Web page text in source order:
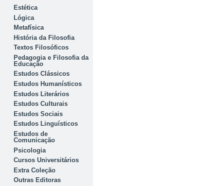
Estética
Lógica
Metafísica
História da Filosofia
Textos Filosóficos
Pedagogia e Filosofia da
Educação
Estudos Clássicos
Estudos Humanísticos
Estudos Literários
Estudos Culturais
Estudos Sociais
Estudos Linguísticos
Estudos de
Comunicação
Psicologia
Cursos Universitários
Extra Coleção
Outras Editoras